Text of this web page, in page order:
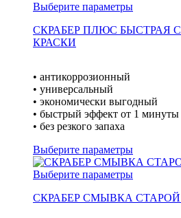
Выберите параметры
СКРАБЕР ПЛЮС БЫСТРАЯ
КРАСКИ
• антикоррозионный
• универсальный
• экономически выгодный
• быстрый эффект от 1 минуты
• без резкого запаха
Выберите параметры
Выберите параметры
СКРАБЕР СМЫВКА